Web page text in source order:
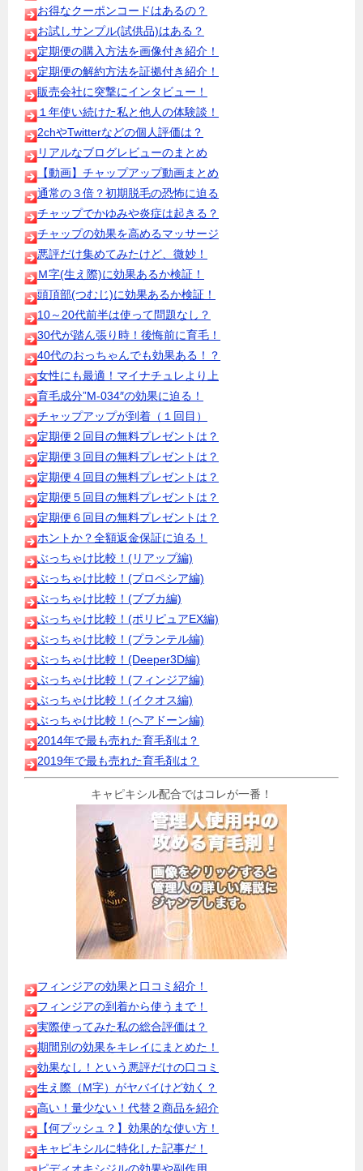
お得なクーポンコードはあるの？
お試しサンプル(試供品)はある？
定期便の購入方法を画像付き紹介！
定期便の解約方法を証拠付き紹介！
販売会社に突撃にインタビュー！
１年使い続けた私と他人の体験談！
2chやTwitterなどの個人評価は？
リアルなブログレビューのまとめ
【動画】チャップアップ動画まとめ
通常の３倍？初期脱毛の恐怖に迫る
チャップでかゆみや炎症は起きる？
チャップの効果を高めるマッサージ
悪評だけ集めてみたけど、微妙！
Ｍ字(生え際)に効果あるか検証！
頭頂部(つむじ)に効果あるか検証！
10～20代前半は使って問題なし？
30代が踏ん張り時！後悔前に育毛！
40代のおっちゃんでも効果ある！？
女性にも最適！マイナチュレより上
育毛成分”M-034″の効果に迫る！
チャップアップが到着（１回目）
定期便２回目の無料プレゼントは？
定期便３回目の無料プレゼントは？
定期便４回目の無料プレゼントは？
定期便５回目の無料プレゼントは？
定期便６回目の無料プレゼントは？
ホントか？全額返金保証に迫る！
ぶっちゃけ比較！(リアップ編)
ぶっちゃけ比較！(プロペシア編)
ぶっちゃけ比較！(ブブカ編)
ぶっちゃけ比較！(ポリピュアEX編)
ぶっちゃけ比較！(プランテル編)
ぶっちゃけ比較！(Deeper3D編)
ぶっちゃけ比較！(フィンジア編)
ぶっちゃけ比較！(イクオス編)
ぶっちゃけ比較！(ヘアドーン編)
2014年で最も売れた育毛剤は？
2019年で最も売れた育毛剤は？
キャピキシル配合ではコレが一番！
フィンジアの効果と口コミ紹介！
フィンジアの到着から使うまで！
実際使ってみた私の総合評価は？
期間別の効果をキレイにまとめた！
効果なし！という悪評だけの口コミ
生え際（M字）がヤバイけど効く？
高い！量少ない！代替２商品を紹介
【何プッシュ？】効果的な使い方！
キャピキシルに特化した記事だ！